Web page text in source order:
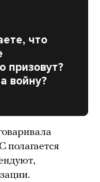
что
призовут?
войну?
полагается